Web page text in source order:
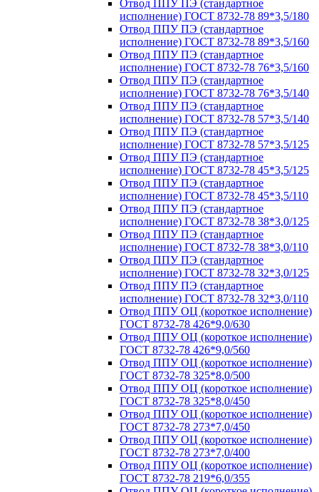
Отвод ППУ ПЭ (стандартное
исполнение) ГОСТ 8732-78 89*3,5/180
Отвод ППУ ПЭ (стандартное
исполнение) ГОСТ 8732-78 89*3,5/160
Отвод ППУ ПЭ (стандартное
исполнение) ГОСТ 8732-78 76*3,5/160
Отвод ППУ ПЭ (стандартное
исполнение) ГОСТ 8732-78 76*3,5/140
Отвод ППУ ПЭ (стандартное
исполнение) ГОСТ 8732-78 57*3,5/140
Отвод ППУ ПЭ (стандартное
исполнение) ГОСТ 8732-78 57*3,5/125
Отвод ППУ ПЭ (стандартное
исполнение) ГОСТ 8732-78 45*3,5/125
Отвод ППУ ПЭ (стандартное
исполнение) ГОСТ 8732-78 45*3,5/110
Отвод ППУ ПЭ (стандартное
исполнение) ГОСТ 8732-78 38*3,0/125
Отвод ППУ ПЭ (стандартное
исполнение) ГОСТ 8732-78 38*3,0/110
Отвод ППУ ПЭ (стандартное
исполнение) ГОСТ 8732-78 32*3,0/125
Отвод ППУ ПЭ (стандартное
исполнение) ГОСТ 8732-78 32*3,0/110
Отвод ППУ ОЦ (короткое исполнение)
ГОСТ 8732-78 426*9,0/630
Отвод ППУ ОЦ (короткое исполнение)
ГОСТ 8732-78 426*9,0/560
Отвод ППУ ОЦ (короткое исполнение)
ГОСТ 8732-78 325*8,0/500
Отвод ППУ ОЦ (короткое исполнение)
ГОСТ 8732-78 325*8,0/450
Отвод ППУ ОЦ (короткое исполнение)
ГОСТ 8732-78 273*7,0/450
Отвод ППУ ОЦ (короткое исполнение)
ГОСТ 8732-78 273*7,0/400
Отвод ППУ ОЦ (короткое исполнение)
ГОСТ 8732-78 219*6,0/355